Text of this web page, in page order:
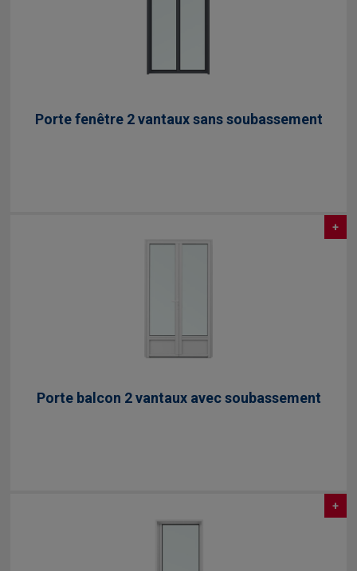
Porte fenêtre 2 vantaux sans soubassement
+
Porte balcon 2 vantaux avec soubassement
+